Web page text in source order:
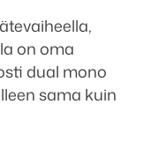
on oma
dual mono
sama kuin